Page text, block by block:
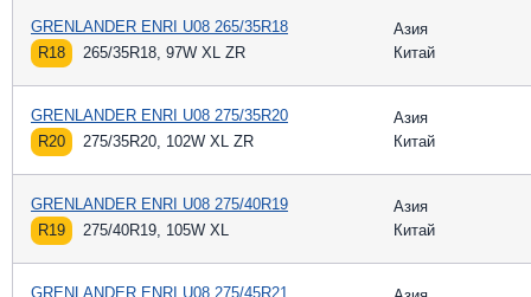
GRENLANDER ENRI U08 265/35R18
R18
265/35R18, 97W XL ZR
Азия
Китай
GRENLANDER ENRI U08 275/35R20
R20
275/35R20, 102W XL ZR
Азия
Китай
GRENLANDER ENRI U08 275/40R19
R19
275/40R19, 105W XL
Азия
Китай
GRENLANDER ENRI U08 275/45R21